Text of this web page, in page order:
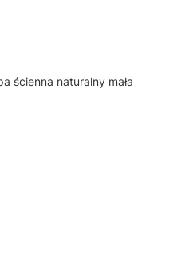
ścienna naturalny mała